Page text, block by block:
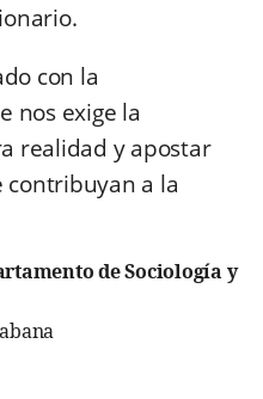
con la
nos exige la
realidad y apostar
contribuyan a la
de Sociología y